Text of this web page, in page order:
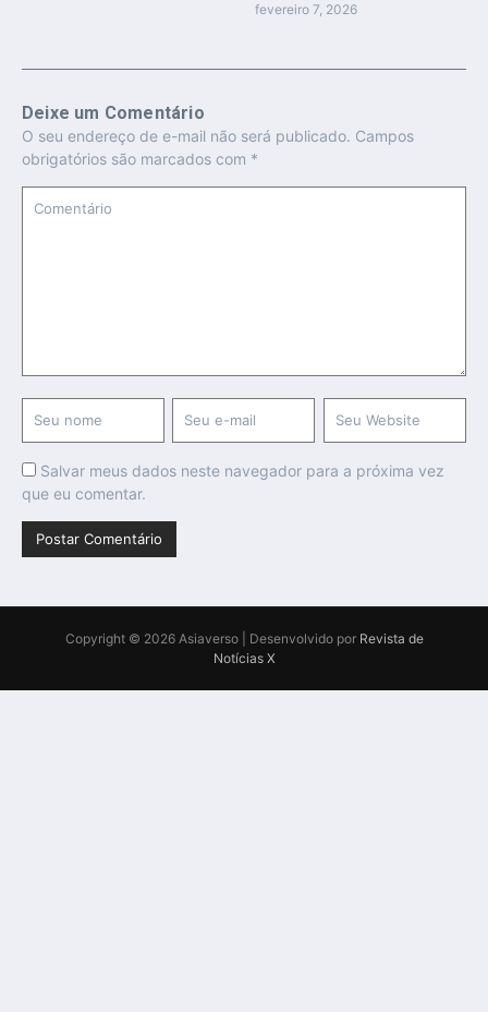
fevereiro 7, 2026
Deixe um Comentário
O seu endereço de e-mail não será publicado. Campos
obrigatórios são marcados com *
Salvar meus dados neste navegador para a próxima vez
que eu comentar.
Copyright © 2026 Asiaverso | Desenvolvido por Revista de
Notícias X